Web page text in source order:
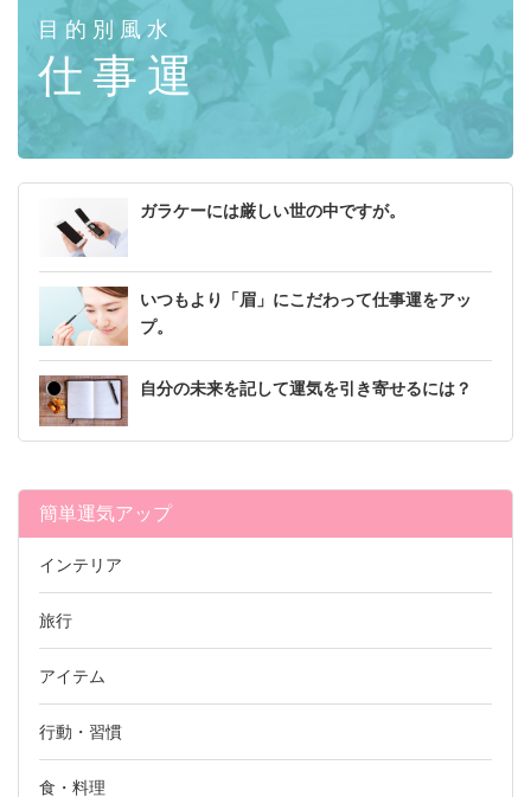
目的別風水
仕事運
ガラケーには厳しい世の中ですが。
いつもより「眉」にこだわって仕事運をアッ
プ。
自分の未来を記して運気を引き寄せるには？
簡単運気アップ
インテリア
旅行
アイテム
行動・習慣
食・料理